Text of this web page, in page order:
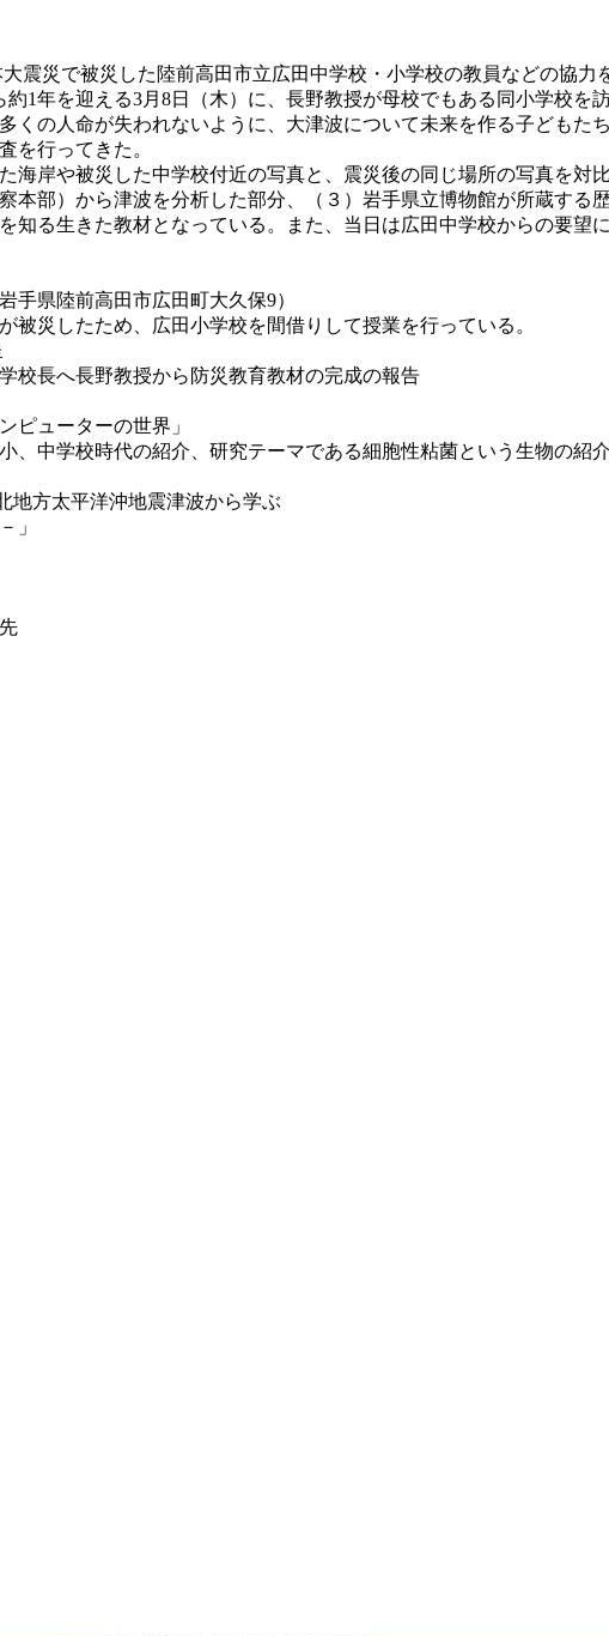
震災で被災した陸前高田市立広田中学校・小学校の教員などの協
1年を迎える3月8日（木）に、長野教授が母校でもある同小学校を
の人命が失われないように、大津波について未来を作る子どもた
を行ってきた。
岸や被災した中学校付近の写真と、震災後の同じ場所の写真を対
本部）から津波を分析した部分、（３）岩手県立博物館が所蔵す
知る生きた教材となっている。また、当日は広田中学校からの要望
県陸前高田市広田町大久保9）
したため、広田小学校を間借りして授業を行っている。
校長へ長野教授から防災教育教材の完成の報告
ューターの世界」
、中学校時代の紹介、研究テーマである細胞性粘菌という生物の紹
地方太平洋沖地震津波から学ぶ